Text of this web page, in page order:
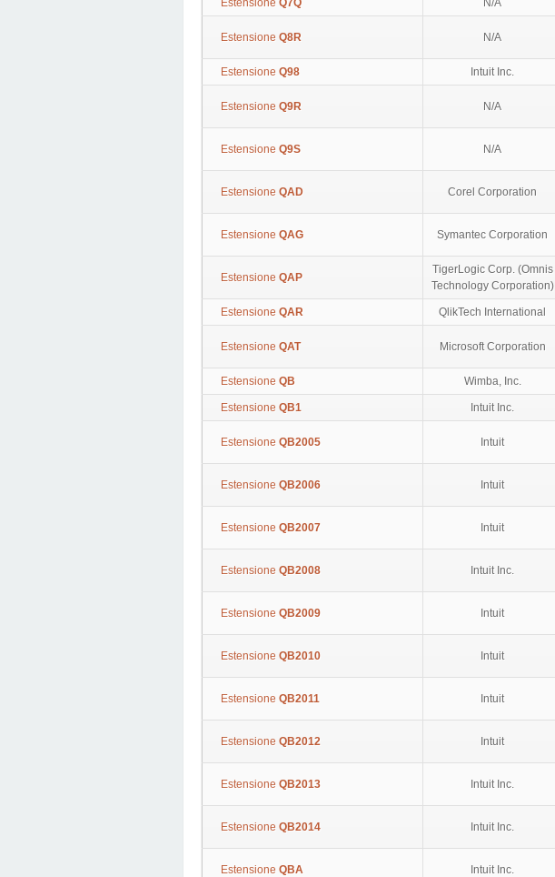
Estensione Q7Q N/A
Estensione Q8R N/A
Estensione Q98 Intuit Inc.
Estensione Q9R N/A
Estensione Q9S N/A
Estensione QAD Corel Corporation
Estensione QAG Symantec Corporation
Estensione QAP
TigerLogic Corp. (Omnis
Technology Corporation)
Estensione QAR QlikTech International
Estensione QAT Microsoft Corporation
Estensione QB Wimba, Inc.
Estensione QB1 Intuit Inc.
Estensione QB2005 Intuit
Estensione QB2006 Intuit
Estensione QB2007 Intuit
Estensione QB2008 Intuit Inc.
Estensione QB2009 Intuit
Estensione QB2010 Intuit
Estensione QB2011 Intuit
Estensione QB2012 Intuit
Estensione QB2013 Intuit Inc.
Estensione QB2014 Intuit Inc.
Estensione QBA Intuit Inc.